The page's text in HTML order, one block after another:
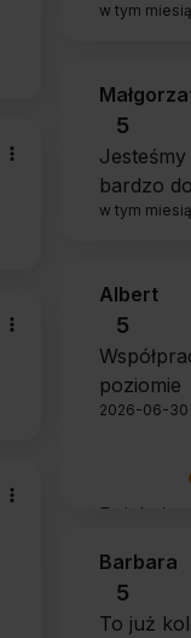
w tym
5
bardzo
w tym
zakup
Albert
5
poziomie
2026-06-30
Barbara
5
To już